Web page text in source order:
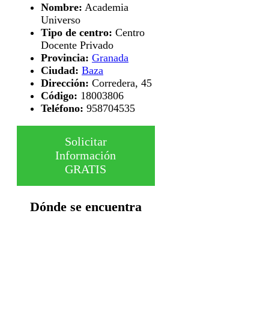
Nombre: Academia
Universo
Tipo de centro: Centro
Docente Privado
Provincia: Granada
Ciudad: Baza
Dirección: Corredera, 45
Código: 18003806
Teléfono: 958704535
Solicitar
Información
GRATIS
Dónde se encuentra